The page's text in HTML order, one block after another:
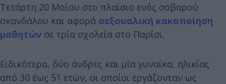
Τετάρτη 20 Μαΐου στο πλαίσιο ενός σοβαρού
σκανδάλου και αφορά σεξουαλική κακοποίηση
μαθητών σε τρία σχολεία στο Παρίσι.
Ειδικότερα, δύο άνδρες και μία γυναίκα, ηλικίας
από 30 έως 51 ετών, οι οποίοι εργάζονταν ως